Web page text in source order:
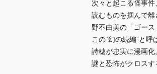
次々と起こる怪事
読むものを掴んで
野不由美の「ゴース
この“幻の続編”と
詩穂が忠実に漫画化
謎と恐怖がクロスす